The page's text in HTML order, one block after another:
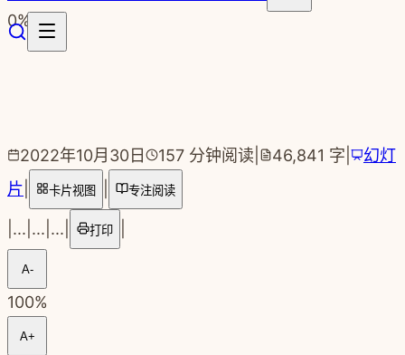
跳转到主要内容
0%
2022年10月30日 157 分钟阅读 46,841 字
幻灯
片
卡片视图 专注阅读
... ... ... 打印
A-
100%
A+